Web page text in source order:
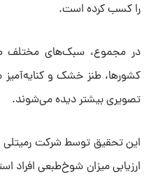
را کسب کرده است.
در مجموع، سبک‌های مختلف
کشورها، طنز خشک و
تصویری بیشتر دیده می‌شوند.
این تحقیق توسط شرکت رمیتلی
ارزیابی میزان شوخ‌طبعی افراد